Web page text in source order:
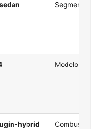
Segmento
Modelo
hybrid Combustible